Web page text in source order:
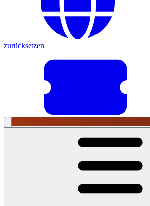
zurücksetzen